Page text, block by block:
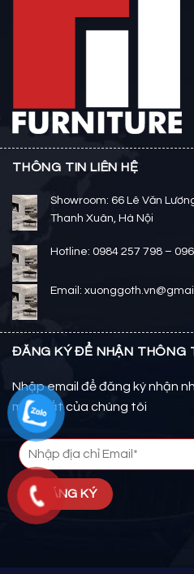
THÔNG TIN LIÊN HỆ
Showroom: 66 Lê Văn
Thanh Xuân, Hà Nội
Hotline: 0984 257 798 –
Email:
ĐĂNG KÝ ĐỂ NHẬN THÔNG
Nhập email để đăng ký nhận
mới nhất của chúng tôi